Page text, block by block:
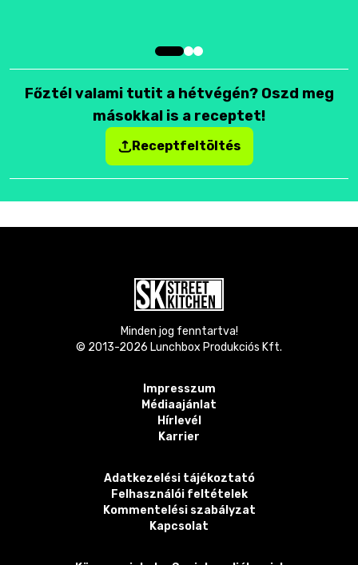
Főztél valami tutit a hétvégén? Oszd meg
másokkal is a receptet!
Receptfeltöltés
Minden jog fenntartva!
© 2013-2026 Lunchbox Produkciós Kft.
Impresszum
Médiaajánlat
Hírlevél
Karrier
Adatkezelési tájékoztató
Felhasználói feltételek
Kommentelési szabályzat
Kapcsolat